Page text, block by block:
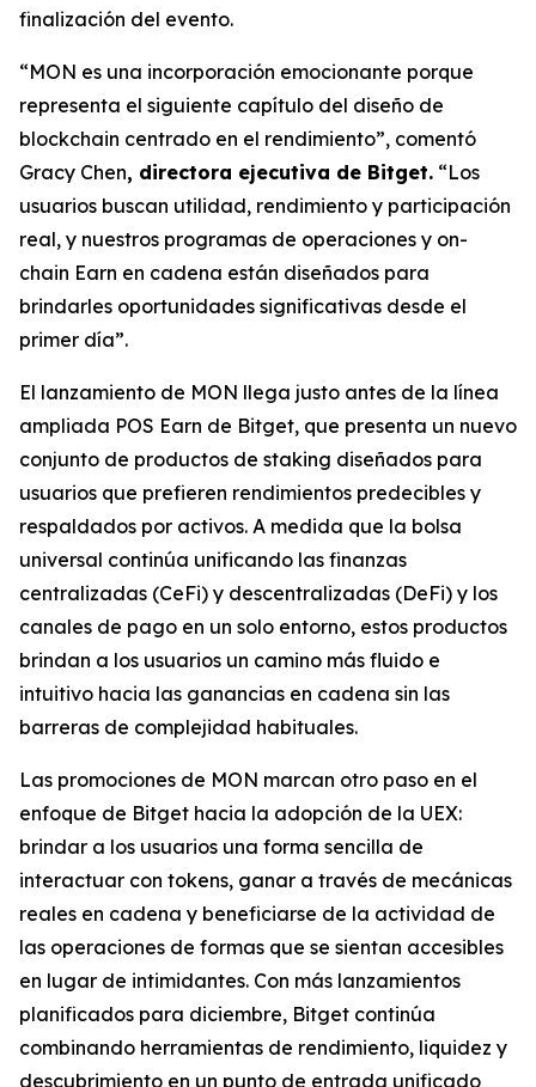
finalización del evento.
“MON es una incorporación emocionante porque
representa el siguiente capítulo del diseño de
blockchain centrado en el rendimiento”, comentó
Gracy Chen, directora ejecutiva de Bitget. “Los
usuarios buscan utilidad, rendimiento y participación
real, y nuestros programas de operaciones y on-
chain Earn en cadena están diseñados para
brindarles oportunidades significativas desde el
primer día”.
El lanzamiento de MON llega justo antes de la línea
ampliada POS Earn de Bitget, que presenta un nuevo
conjunto de productos de staking diseñados para
usuarios que prefieren rendimientos predecibles y
respaldados por activos. A medida que la bolsa
universal continúa unificando las finanzas
centralizadas (CeFi) y descentralizadas (DeFi) y los
canales de pago en un solo entorno, estos productos
brindan a los usuarios un camino más fluido e
intuitivo hacia las ganancias en cadena sin las
barreras de complejidad habituales.
Las promociones de MON marcan otro paso en el
enfoque de Bitget hacia la adopción de la UEX:
brindar a los usuarios una forma sencilla de
interactuar con tokens, ganar a través de mecánicas
reales en cadena y beneficiarse de la actividad de
las operaciones de formas que se sientan accesibles
en lugar de intimidantes. Con más lanzamientos
planificados para diciembre, Bitget continúa
combinando herramientas de rendimiento, liquidez y
descubrimiento en un punto de entrada unificado